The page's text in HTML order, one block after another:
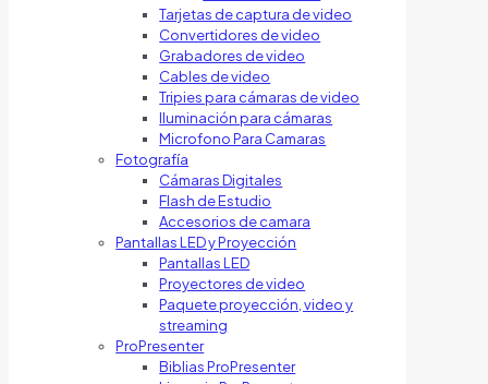
Tarjetas de captura de video
Convertidores de video
Grabadores de video
Cables de video
Tripies para cámaras de video
Iluminación para cámaras
Microfono Para Camaras
Fotografía
Cámaras Digitales
Flash de Estudio
Accesorios de camara
Pantallas LED y Proyección
Pantallas LED
Proyectores de video
Paquete proyección, video y
streaming
ProPresenter
Biblias ProPresenter